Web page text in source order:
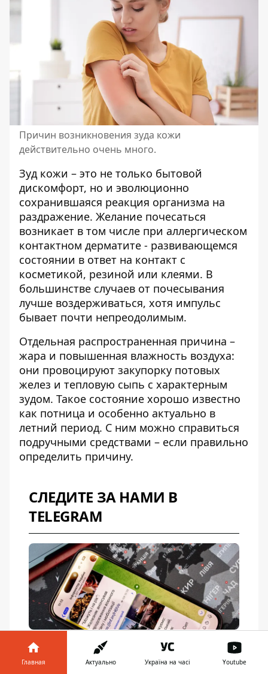
Причин возникновения зуда кожи
действительно очень много.
Зуд кожи – это не только бытовой
дискомфорт, но и эволюционно
сохранившаяся реакция организма на
раздражение. Желание почесаться
возникает в том числе при аллергическом
контактном дерматите - развивающемся
состоянии в ответ на контакт с
косметикой, резиной или клеями. В
большинстве случаев от почесывания
лучше воздерживаться, хотя импульс
бывает почти непреодолимым.
Отдельная распространенная причина –
жара и повышенная влажность воздуха:
они провоцируют закупорку потовых
желез и тепловую сыпь с характерным
зудом. Такое состояние хорошо известно
как потница и особенно актуально в
летний период. С ним можно справиться
подручными средствами – если правильно
определить причину.
СЛЕДИТЕ ЗА НАМИ В
TELEGRAM
Оперативные новости и разборы:
Украина, война, мир
Главная Актуально Україна на часі Youtube